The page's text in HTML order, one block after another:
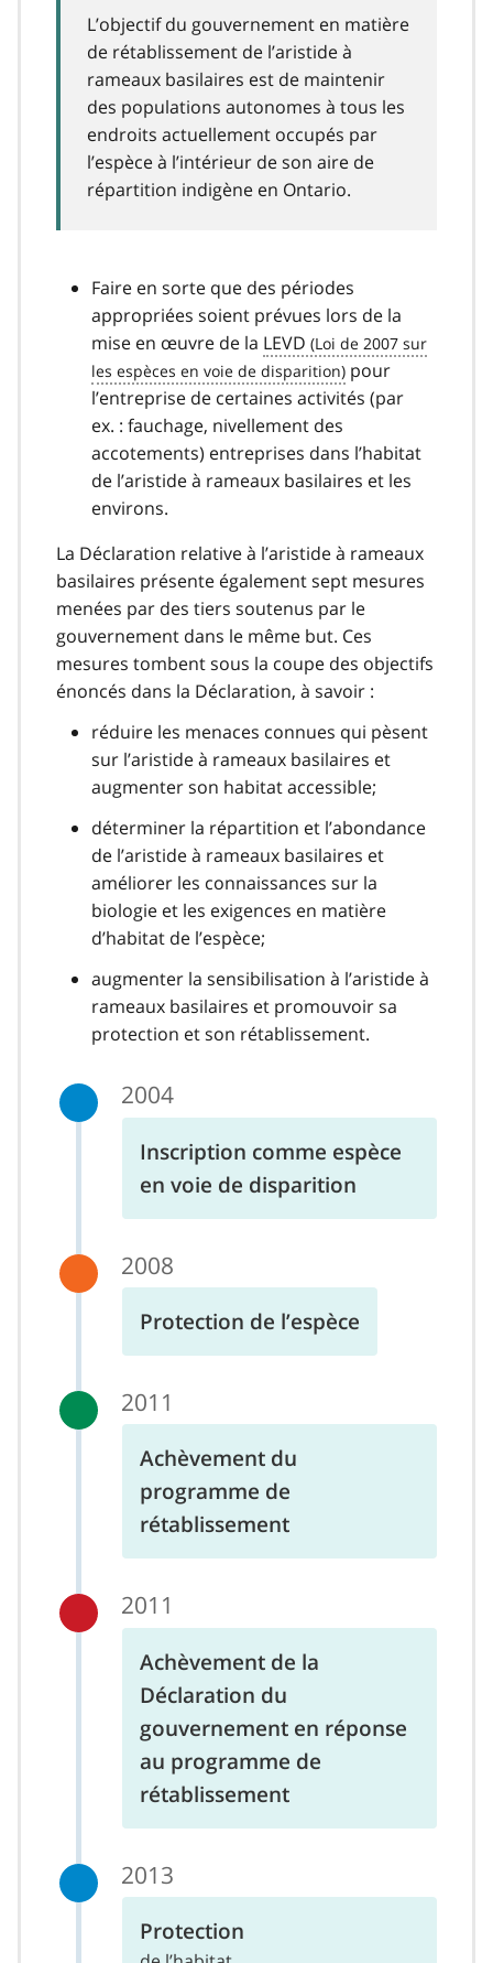
L’objectif du gouvernement en matière
de rétablissement de l’aristide à
rameaux basilaires est de maintenir
des populations autonomes à tous les
endroits actuellement occupés par
l’espèce à l’intérieur de son aire de
répartition indigène en Ontario.
Faire en sorte que des périodes
appropriées soient prévues lors de la
mise en œuvre de la LEVD
pour
l’entreprise de certaines activités (par
ex. : fauchage, nivellement des
accotements) entreprises dans l’habitat
de l’aristide à rameaux basilaires et les
environs.
La Déclaration relative à l’aristide à rameaux
basilaires présente également sept mesures
menées par des tiers soutenus par le
gouvernement dans le même but. Ces
mesures tombent sous la coupe des objectifs
énoncés dans la Déclaration, à savoir :
réduire les menaces connues qui pèsent
sur l’aristide à rameaux basilaires et
augmenter son habitat accessible;
déterminer la répartition et l’abondance
de l’aristide à rameaux basilaires et
améliorer les connaissances sur la
biologie et les exigences en matière
d’habitat de l’espèce;
augmenter la sensibilisation à l’aristide à
rameaux basilaires et promouvoir sa
protection et son rétablissement.
2004
Inscription comme espèce
en voie de disparition
2008
Protection de l’espèce
2011
Achèvement du
programme de
rétablissement
2011
Achèvement de la
Déclaration du
gouvernement en réponse
au programme de
rétablissement
2013
Protection